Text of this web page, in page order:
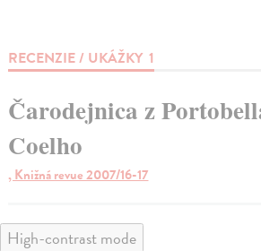
RECENZIE / UKÁŽKY 1
Čarodejnica z
Coelho
, Knižná revue 2007/16-17
High-contrast mode